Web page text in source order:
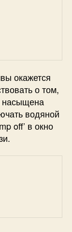
окажется
о том,
насыщена
водяной
off’ в окно